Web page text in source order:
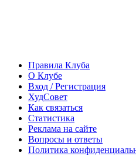
Правила Клуба
О Клубе
Вход / Регистрация
ХудСовет
Как связаться
Статистика
Реклама на сайте
Вопросы и ответы
Политика